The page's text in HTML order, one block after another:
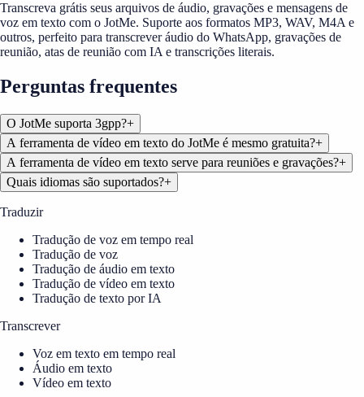
Transcreva grátis seus arquivos de áudio, gravações e mensagens de
voz em texto com o JotMe. Suporte aos formatos MP3, WAV, M4A e
outros, perfeito para transcrever áudio do WhatsApp, gravações de
reunião, atas de reunião com IA e transcrições literais.
Perguntas frequentes
O JotMe suporta 3gpp?+
A ferramenta de vídeo em texto do JotMe é mesmo gratuita?+
A ferramenta de vídeo em texto serve para reuniões e gravações?+
Quais idiomas são suportados?+
Traduzir
Tradução de voz em tempo real
Tradução de voz
Tradução de áudio em texto
Tradução de vídeo em texto
Tradução de texto por IA
Transcrever
Voz em texto em tempo real
Áudio em texto
Vídeo em texto